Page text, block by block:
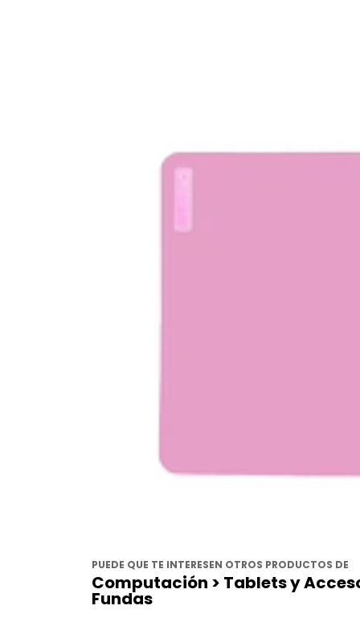
PUEDE QUE TE INTERESEN OTROS PRODUCTOS DE
Computación > Tablets y
Fundas